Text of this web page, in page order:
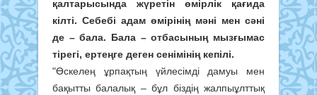
қалтарысында жүретін өмірлік қағида
кілті. Себебі адам өмірінің мәні мен сәні
де – бала. Бала – отбасының мызғымас
тірегі, ертеңге деген сенімінің кепілі.
"Өскелең ұрпақтың үйлесімді дамуы мен
бақытты балалық – бұл біздің жалпыұлттық